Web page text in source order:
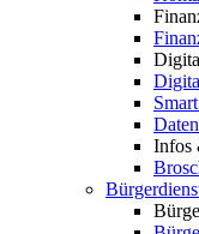
Infos